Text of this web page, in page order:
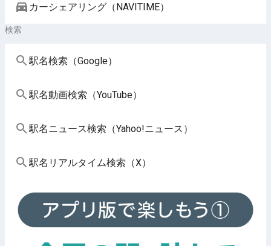
カーシェアリング（NAVITIME）
検索
駅名検索（Google）
駅名動画検索（YouTube）
駅名ニュース検索（Yahoo!ニュース）
駅名リアルタイム検索（X）